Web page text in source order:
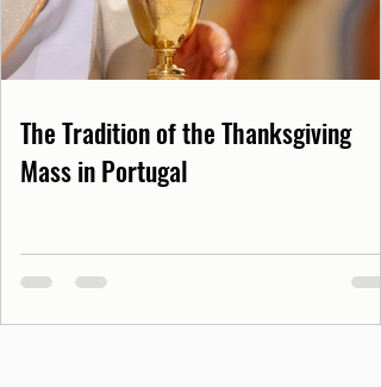
The Tradition of the Thanksgiving
Mass in Portugal